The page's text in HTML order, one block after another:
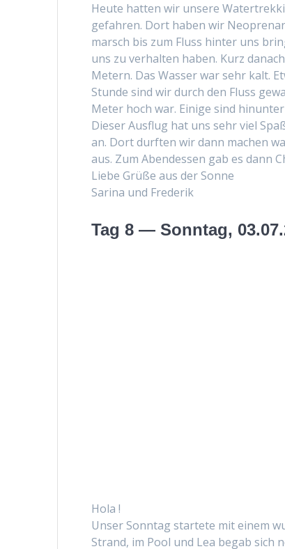
Heute hat­ten wir unsere
gefahren. Dort haben wir
marsch bis zum Fluss hin­ter uns
uns zu ver­hal­ten haben. Kurz
Metern. Das Wass­er war sehr kalt.
Stunde sind wir durch den Fluss
Meter hoch war. Einige sind
Dieser Aus­flug hat uns sehr viel
an. Dort durften wir dann machen
aus. Zum Aben­dessen gab es dann
Liebe Grüße aus der Sonne
Sari­na und Frederik
Tag 8 — Sonntag,
Hola !
Unser Son­ntag startete mit einem
Strand, im Pool und Lea begab sich